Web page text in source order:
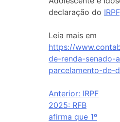
declaração do IRPF
Leia mais em
https://
de-renda-senado-
parcelamento-de-
Anterior: IRPF
2025: RFB
afirma que 1º